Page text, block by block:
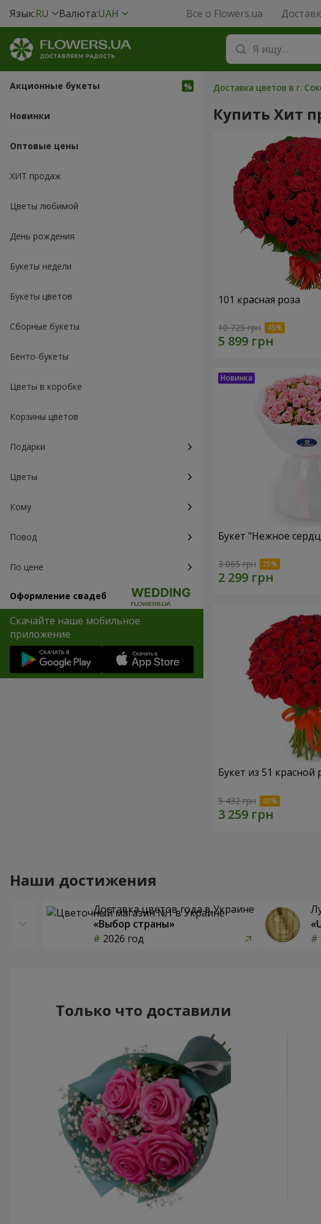
Язык:RU Валюта:UAH Все о Flowers.ua
Акционные букеты
Новинки
Оптовые цены
ХИТ продаж
Цветы любимой
День рождения
Букеты недели
Букеты цветов
Сборные букеты
Бенто-букеты
Цветы в коробке
Корзины цветов
Подарки
Цветы
Кому
Повод
По цене
Оформление свадеб
Скачайте наше мобильное
приложение
Доставка цветов в г.
Купить Хит
101 красная роза
10 725 грн
Букет "Нежное
3 065 грн
Букет из 51 красной
5 432 грн
Наши достижения
Доставка цветов года в Украине
«Выбор страны»
2026 год
Только что доставили